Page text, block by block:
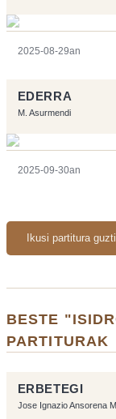
2025-08-29an
EDERRA
M. Asurmendi
2025-09-30an
Ikusi partitura
BESTE
PARTITURAK
ERBETEGI
Jose Ignazio Ansorena